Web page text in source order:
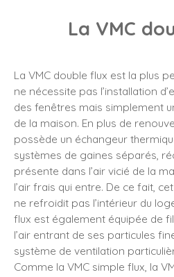
La VMC
La VMC double flux est la plus
ne nécessite pas l’installation
des fenêtres mais simplement
de la maison. En plus de
possède un échangeur
systèmes de gaines séparés,
présente dans l’air vicié de la
l’air frais qui entre. De ce fait,
ne refroidit pas l’intérieur du
flux est également équipée de
l’air entrant de ses particules
système de ventilation
Comme la VMC simple flux, la